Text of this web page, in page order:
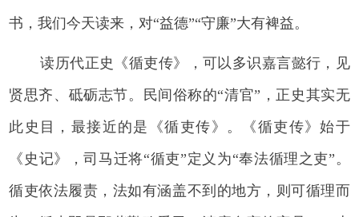
书，我们今天读来，对“益德”“守廉”大有裨益。
读历代正史《循吏传》，可以多识嘉言懿行，见
贤思齐、砥砺志节。民间俗称的“清官”，正史其实无
此史目，最接近的是《循吏传》。《循吏传》始于
《史记》，司马迁将“循吏”定义为“奉法循理之吏”。
循吏依法履责，法如有涵盖不到的地方，则可循理而